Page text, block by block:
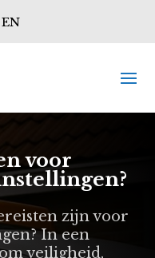
EN
voor
zijn voor
In een
veiligheid,